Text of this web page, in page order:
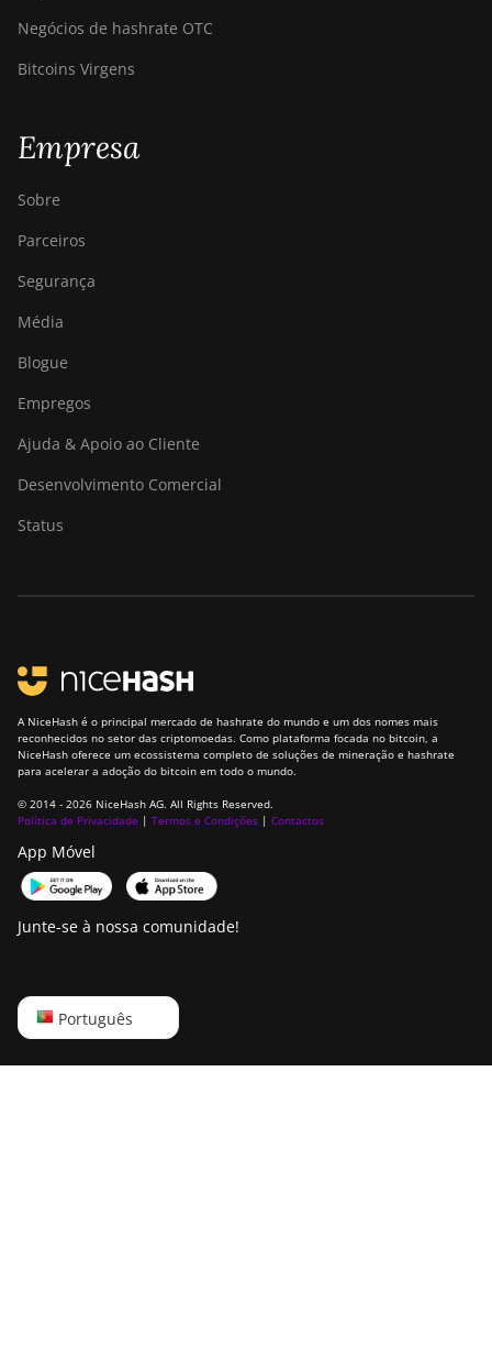
Negócios de hashrate OTC
Bitcoins Virgens
Empresa
Sobre
Parceiros
Segurança
Média
Blogue
Empregos
Ajuda & Apoio ao Cliente
Desenvolvimento Comercial
Status
A NiceHash é o principal mercado de hashrate do mundo e um dos nomes mais
reconhecidos no setor das criptomoedas. Como plataforma focada no bitcoin, a
NiceHash oferece um ecossistema completo de soluções de mineração e hashrate
para acelerar a adoção do bitcoin em todo o mundo.
© 2014 - 2026 NiceHash AG. All Rights Reserved.
Política de Privacidade | Termos e Condições | Contactos
App Móvel
Junte-se à nossa comunidade!
Português
English